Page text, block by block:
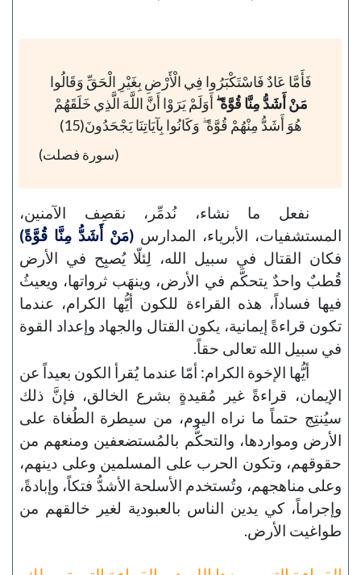
فَأَمَّا عَادٌ فَاسْتَكْبَرُوا فِي الْأَرْضِ بِغَيْرِ الْحَقِّ وَقَالُوا
مَنْ أَشَدُّ مِنَّا قُوَّةً ۖ أَوَلَمْ يَرَوْا أَنَّ اللَّهَ الَّذِي خَلَقَهُمْ
هُوَ أَشَدُّ مِنْهُمْ قُوَّةً ۖ وَكَانُوا بِآيَاتِنَا يَجْحَدُونَ(15)
(سورة فصلت)
نفعل ما نشاء، نُدمِّر، نقصِف الآمنين،
المستشفيات، الأبرياء، المدارس (مَنْ أَشَدُّ مِنَّا قُوَّةً)
فكان القتال في سبيل الله، لِئلّا يُصبِح في الأرض
قُطبٌ واحدٌ يتحكَّم في الأرض، وينهَب ثرواتها، ويعيثُ
فيها فساداً، هذه القراءة للكون أيُّها الكرام، عندما
تكون قراءةً إيمانية، يكون القتال والجهاد وإعداد القوة
في سبيل الله تعالى حقاً.
أيُّها الإخوة الكرام: أمّا عندما يُقرأ الكون بعيداً عن
الإيمان، قراءةً غير مُقيدةٍ بشرع الخالق، فإنَّ ذلك
سيُنتِج حتماً ما نراه اليوم، من سيطرة الطُغاة على
الأرض ومواردها، والتحكُّم بالمُستضعفين ومنعهم من
حقوقهم، وتكون الحرب على المسلمين وعلى دينهم،
وعلى مناهجهم، وتُستخدم الأسلحة الأشدُّ فتكاً، وإبادةً،
وإجراماً، كي يدين الناس بالعبودية لغير خالقهم من
طواغيت الأرض.